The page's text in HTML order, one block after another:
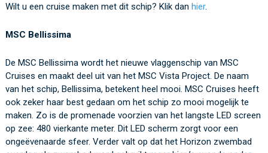
Wilt u een cruise maken met dit schip? Klik dan hier.
MSC Bellissima
De MSC Bellissima wordt het nieuwe vlaggenschip van MSC
Cruises en maakt deel uit van het MSC Vista Project. De naam
van het schip, Bellissima, betekent heel mooi. MSC Cruises heeft
ook zeker haar best gedaan om het schip zo mooi mogelijk te
maken. Zo is de promenade voorzien van het langste LED screen
op zee: 480 vierkante meter. Dit LED scherm zorgt voor een
ongeëvenaarde sfeer. Verder valt op dat het Horizon zwembad